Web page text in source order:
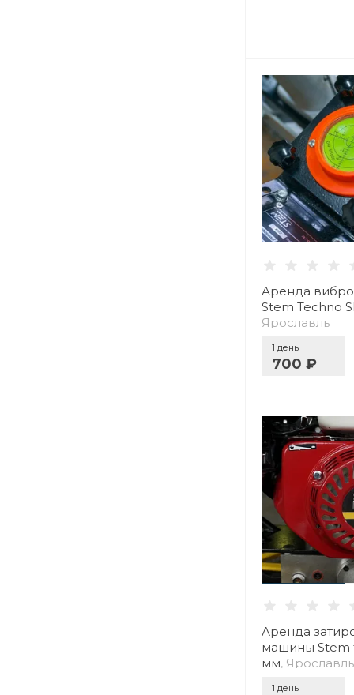
Аренда
Stem Techno
Ярославль
1 день
700 ₽
Аренда
машины Stem
мм, Ярославль
1 день